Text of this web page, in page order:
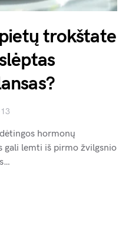
trokštate
hormonų
lemti iš pirmo žvilgsnio